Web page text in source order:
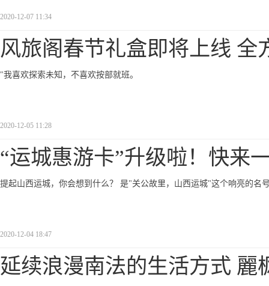
2020-12-07 11:34
风旅阁春节礼盒即将上线 全
"我喜欢探索未知，不喜欢按部就班。
2020-12-05 11:28
“运城惠游卡”升级啦！快来
提起山西运城，你会想到什么？ 是"关公故里，山西运城"这个响亮的名
2020-12-04 18:47
延续浪漫南法的生活方式 麗